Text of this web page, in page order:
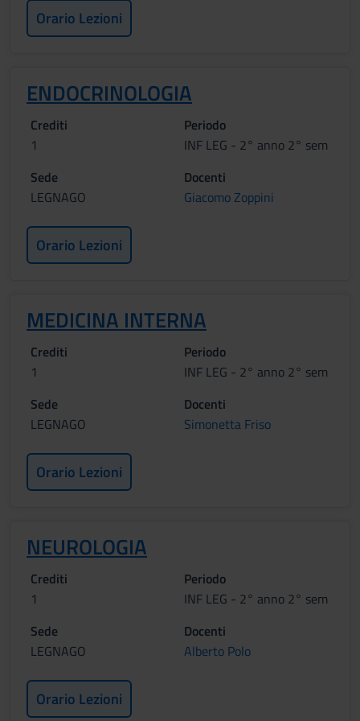
Orario Lezioni
ENDOCRINOLOGIA
Crediti
1
Periodo
INF LEG - 2° anno 2° sem
Sede
LEGNAGO
Docenti
Giacomo Zoppini
Orario Lezioni
MEDICINA INTERNA
Crediti
1
Periodo
INF LEG - 2° anno 2° sem
Sede
LEGNAGO
Docenti
Simonetta Friso
Orario Lezioni
NEUROLOGIA
Crediti
1
Periodo
INF LEG - 2° anno 2° sem
Sede
LEGNAGO
Docenti
Alberto Polo
Orario Lezioni